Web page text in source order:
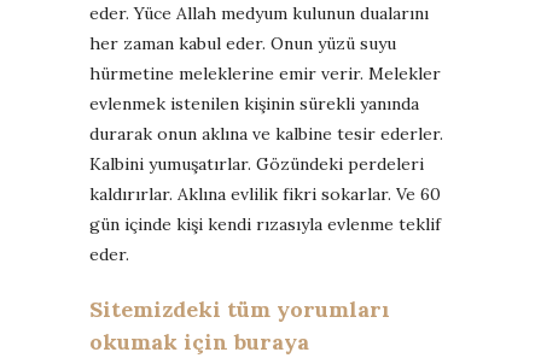
eder. Yüce Allah medyum kulunun dualarını
her zaman kabul eder. Onun yüzü suyu
hürmetine meleklerine emir verir. Melekler
evlenmek istenilen kişinin sürekli yanında
durarak onun aklına ve kalbine tesir ederler.
Kalbini yumuşatırlar. Gözündeki perdeleri
kaldırırlar. Aklına evlilik fikri sokarlar. Ve 60
gün içinde kişi kendi rızasıyla evlenme teklif
eder.
Sitemizdeki tüm yorumları
okumak için buraya